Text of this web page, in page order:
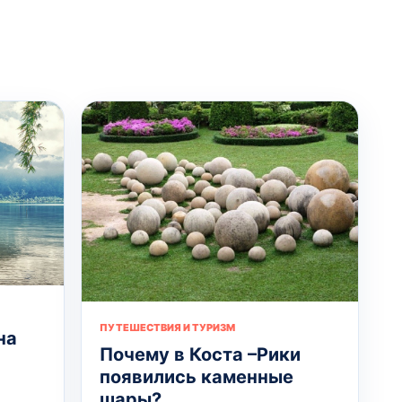
ПУТЕШЕСТВИЯ И ТУРИЗМ
Почему в Коста –Рики
появились каменные